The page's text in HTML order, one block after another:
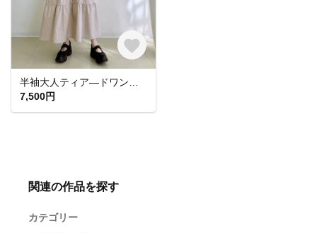
7,500円
関連の作品を探す
カテゴリー